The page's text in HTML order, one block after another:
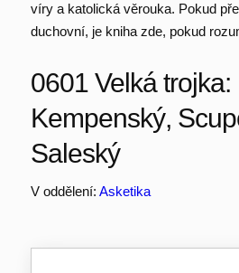
víry a katolická věrouka. Pokud
duchovní, je kniha zde, pokud
0601 Velká trojka:
Kempenský,
Saleský
V oddělení: Asketika